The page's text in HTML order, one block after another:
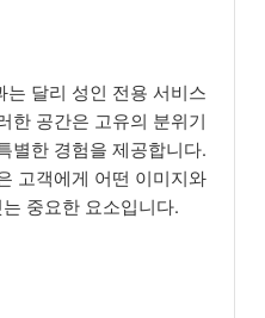
는 달리 성인 전용 서비스
한 공간은 고유의 분위기
별한 경험을 제공합니다.
고객에게 어떤 이미지와
중요한 요소입니다.